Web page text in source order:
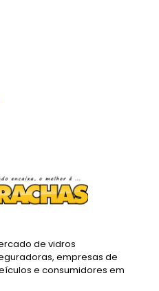
de vidros
empresas de
e consumidores em